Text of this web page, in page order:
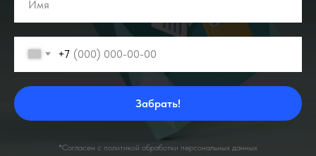
+7
Забрать!
*Согласен с политикой обработки персональных данных